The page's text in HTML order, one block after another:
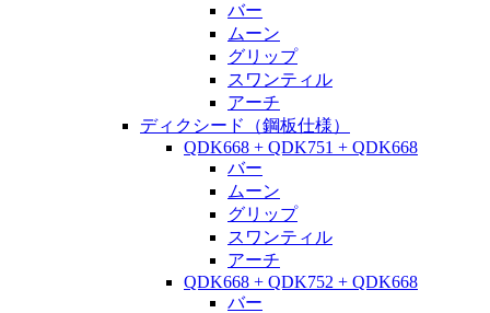
バー
ムーン
グリップ
スワンティル
アーチ
ディクシード（鋼板仕様）
QDK668 + QDK751 + QDK668
バー
ムーン
グリップ
スワンティル
アーチ
QDK668 + QDK752 + QDK668
バー